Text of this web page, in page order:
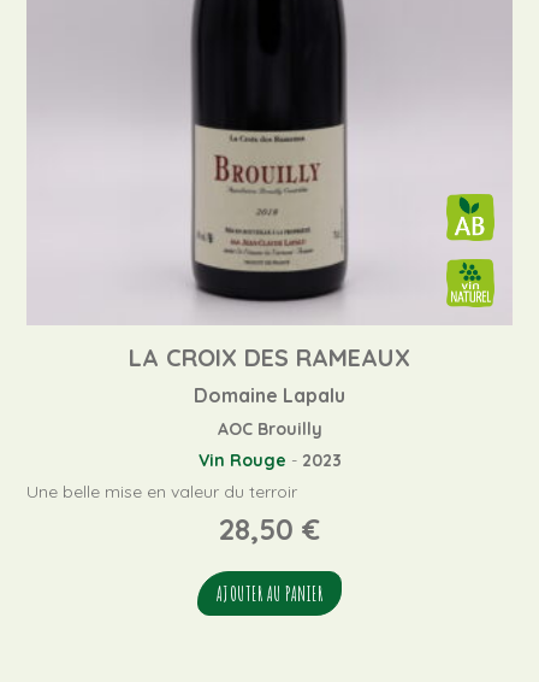
LA CROIX DES RAMEAUX
Domaine Lapalu
AOC Brouilly
Vin Rouge - 2023
Une belle mise en valeur du terroir
28,50 €
AJOUTER AU PANIER